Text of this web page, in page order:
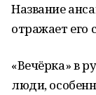
Название
отражает его
«Вечёрка» в
люди,